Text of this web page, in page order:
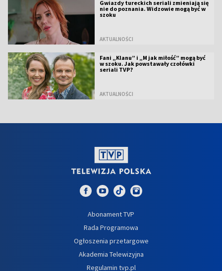
Gwiazdy tureckich seriali zmieniają się
nie do poznania. Widzowie mogą być w
szoku
AKTUALNOŚCI
Fani „Klanu” i „M jak miłość” mogą być
w szoku. Jak powstawały czołówki
seriali TVP?
AKTUALNOŚCI
Abonament TVP
Rada Programowa
Ogłoszenia przetargowe
Akademia Telewizyjna
Regulamin tvp.pl